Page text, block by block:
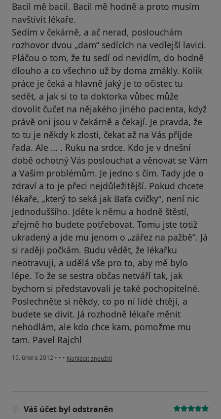
Bacil mě bacil. Bacil mě hodně a proto musím
navštívit lékaře.
Sedím v čekárně, a ač nerad, poslouchám
rozhovor dvou „dam“ sedících na vedlejší lavici.
Pláčou o tom, že tu sedí od nevidím, do hodně
dlouho a co všechno už by doma zmákly. Kolik
práce je čeká a hlavně jaký je to očistec tu
sedět, a jak si to ta doktorka vůbec může
dovolit čučet na nějakého jiného pacienta, když
právě oni jsou v čekárně a čekají. Je pravda, že
to tu je někdy k zlosti, čekat až na Vás příjde
řada. Ale … . Ruku na srdce. Kdo je v dnešní
době ochotný Vás poslouchat a věnovat se Vám
a Vašim problémům. Je jedno s čím. Tady jde o
zdraví a to je přeci nejdůležitější. Pokud chcete
lékaře, „který to seká jak Baťa cvičky“, není nic
jednoduššího. Jděte k němu a hodně štěstí,
zřejmě ho budete potřebovat. Tomu jste totiž
ukradený a jde mu jenom o „zářez na pažbě“. Já
si raději počkám. Budu vědět, že lékařku
neotravuji, a udělá vše pro to, aby mě bylo
lépe. To že se sestra občas netváří tak, jak
bychom si představovali je také pochopitelné.
Poslechněte si někdy, co po ní lidé chtějí, a
budete se divit. Já rozhodně lékaře měnit
nehodlám, ale kdo chce kam, pomožme mu
tam. Pavel Rajchl
15. února 2012 • • • podle názoru uživatele Váš účet byl odstraněn
Nahlásit zneužití
Váš účet byl odstraněn